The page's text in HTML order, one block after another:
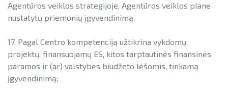
Agentūros veiklos strategijoje, Agentūros veiklos plane
nustatytų priemonių įgyvendinimą;
17. Pagal Centro kompetenciją užtikrina vykdomų
projektų, finansuojamų ES, kitos tarptautinės finansinės
paramos ir (ar) valstybės biudžeto lėšomis, tinkamą
įgyvendinimą;